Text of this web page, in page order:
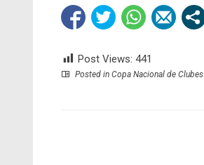
Post Views: 441
Posted in Copa Nacional de Clubes